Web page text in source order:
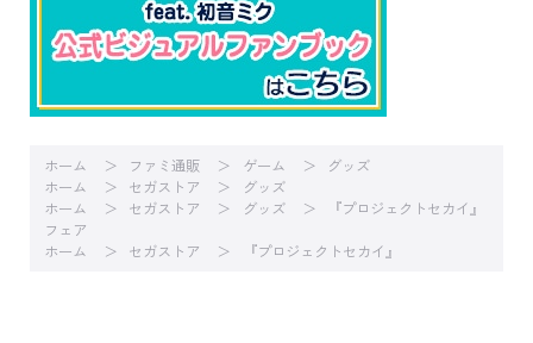
ホーム ファミ通販 ゲーム
グッズ
ホーム
セガストア
グッズ
ホーム
セガストア グッズ
『プロジェクトセカイ』
フェア
ホーム
セガストア 『プロジェクトセカイ』